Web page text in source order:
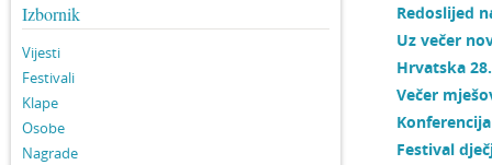
Izbornik
Vijesti
Festivali
Klape
Osobe
Nagrade
Redoslijed
Uz večer
Hrvatska
Večer
Festival